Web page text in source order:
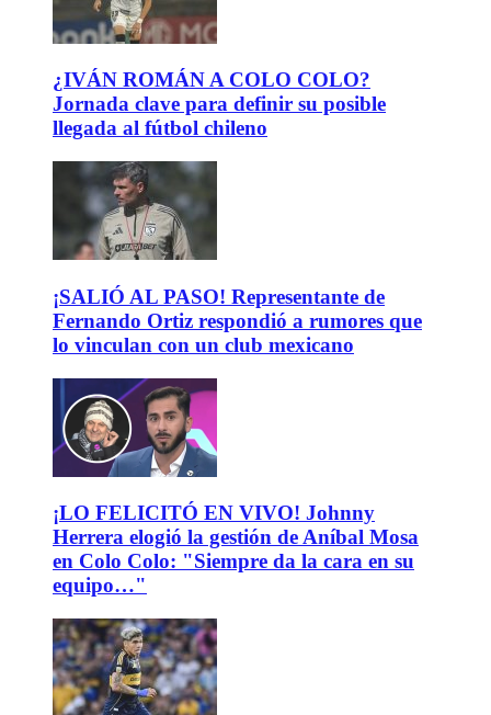
¿IVÁN ROMÁN A COLO COLO?
Jornada clave para definir su posible
llegada al fútbol chileno
¡SALIÓ AL PASO! Representante de
Fernando Ortiz respondió a rumores que
lo vinculan con un club mexicano
¡LO FELICITÓ EN VIVO! Johnny
Herrera elogió la gestión de Aníbal Mosa
en Colo Colo: "Siempre da la cara en su
equipo…"